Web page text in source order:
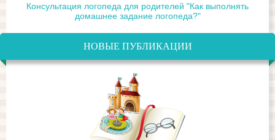
Консультация логопеда для родителей "Как выполнять
домашнее задание логопеда?"
НОВЫЕ ПУБЛИКАЦИИ